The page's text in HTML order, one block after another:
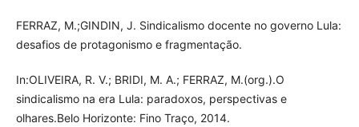
FERRAZ, M.;GINDIN, J. Sindicalismo docente no governo Lula:
desafios de protagonismo e fragmentação.
In:OLIVEIRA, R. V.; BRIDI, M. A.; FERRAZ, M.(org.).O
sindicalismo na era Lula: paradoxos, perspectivas e
olhares.Belo Horizonte: Fino Traço, 2014.